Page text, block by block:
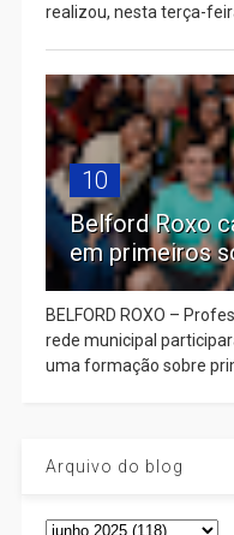
realizou, nesta terça-
10
Belford Roxo
em primeiros
BELFORD ROXO –
rede municipal
uma formação sobre
Arquivo do blog